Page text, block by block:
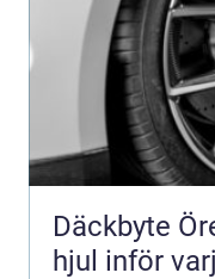
Däckbyte Örebro så får
hjul inför